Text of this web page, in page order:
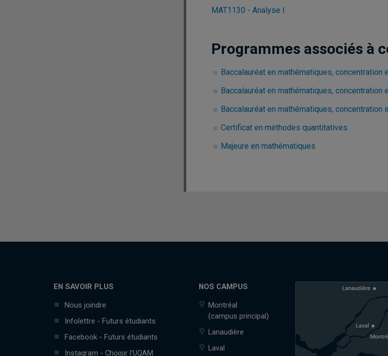
MAT1130 - Analyse I
Programmes associés à
Baccalauréat en mathématiques, concentration
Baccalauréat en mathématiques, concentration
Baccalauréat en mathématiques, concentration
Certificat en méthodes quantitatives
Majeure en mathématiques
EN SAVOIR PLUS
Nous joindre
Infolettre - Futurs étudiants
Facebook - Futurs étudiants
Instagram - Choisir l'UQAM
NOS CAMPUS
Montréal
(campus principal)
Lanaudière
Laval